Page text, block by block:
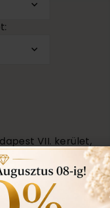
VII. kerület,
történik.